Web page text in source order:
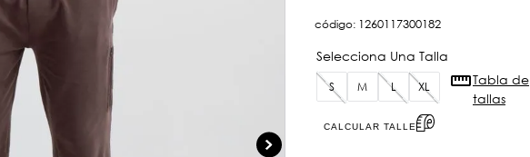
código: 1260117300182
S M L XL
CALCULAR TALLE
Tabla de
tallas